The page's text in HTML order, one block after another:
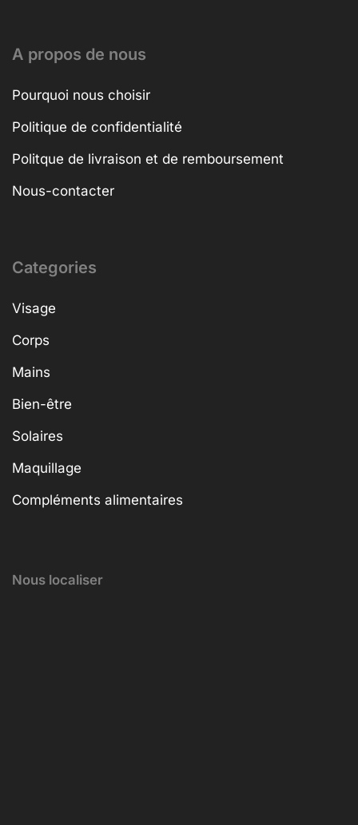
A propos de nous
Pourquoi nous choisir
Politique de confidentialité
Politque de livraison et de remboursement
Nous-contacter
Categories
Visage
Corps
Mains
Bien-être
Solaires
Maquillage
Compléments alimentaires
Nous localiser